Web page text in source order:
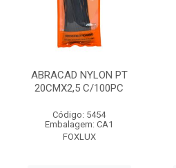
ABRACAD NYLON PT
20CMX2,5 C/100PC
Código: 5454
Embalagem: CA1
FOXLUX